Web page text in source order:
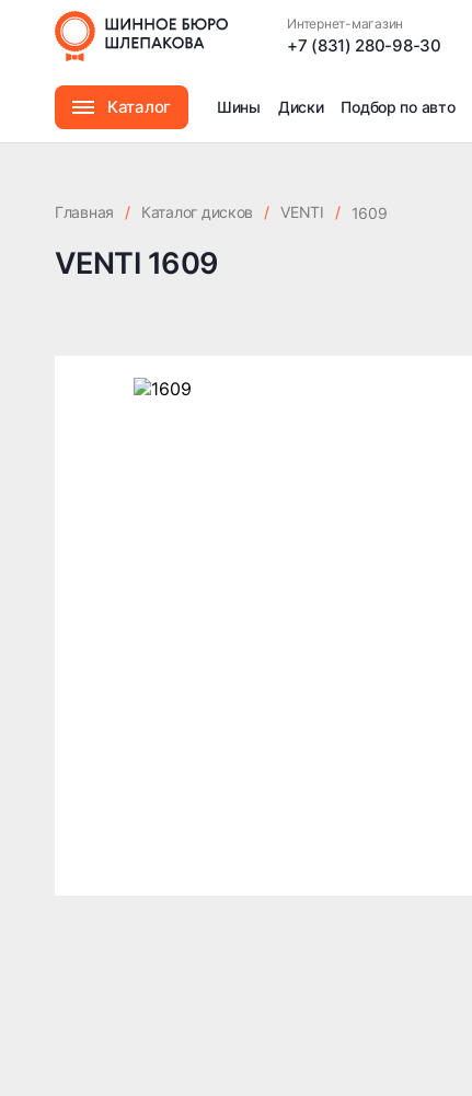
Интернет-магазин
+7 (831) 280-98-30
Каталог Шины Диски Подбор по авто
Главная / Каталог дисков / VENTI / 1609
VENTI 1609